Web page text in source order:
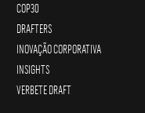
COP30
DRAFTERS
INOVAÇÃO CORPORATIVA
INSIGHTS
VERBETE DRAFT